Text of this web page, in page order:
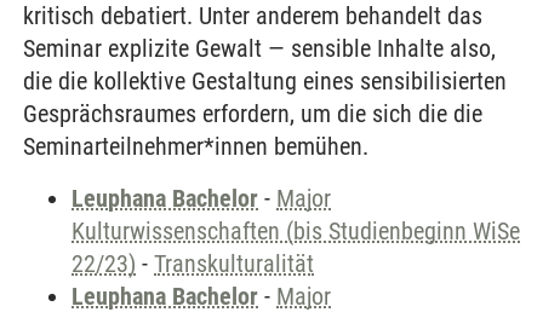
kritisch debatiert. Unter anderem behandelt das
Seminar explizite Gewalt — sensible Inhalte also,
die die kollektive Gestaltung eines sensibilisierten
Gesprächsraumes erfordern, um die sich die die
Seminarteilnehmer*innen bemühen.
Leuphana Bachelor - Major
Kulturwissenschaften (bis Studienbeginn WiSe
22/23) - Transkulturalität
Leuphana Bachelor - Major